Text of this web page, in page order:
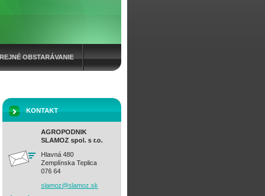
OBSTARÁVANIE
KONTAKT
AGROPODNIK
SLAMOZ spol. s r.o.
Hlavná 480
Zemplínska Teplica
076 64
slamoz@slamoz.sk